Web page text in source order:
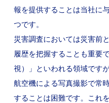
報を提供することは当社に
つです。
災害調査においては災害前
履歴を把握することも重要
視）」といわれる領域です
航空機による写真撮影で常
することは困難です。これ